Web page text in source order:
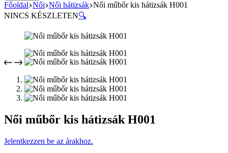
Főoldal Női Női hátizsák Női műbőr kis hátizsák H001
NINCS KÉSZLETEN🔍
Női műbőr kis hátizsák H001
Jelentkezzen be az árakhoz.